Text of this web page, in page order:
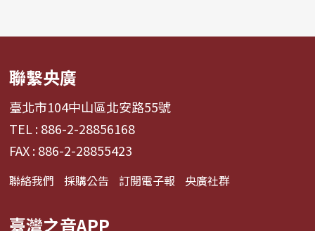
聯繫央廣
臺北市104中山區北安路55號
TEL : 886-2-28856168
FAX : 886-2-28855423
聯絡我們 採購公告 訂閱電子報 央廣社群
臺灣之音APP